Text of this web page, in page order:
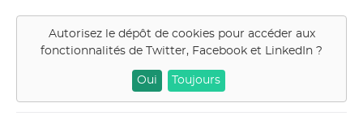
Autorisez le dépôt de cookies pour accéder aux
fonctionnalités de Twitter, Facebook et LinkedIn ?
Oui Toujours